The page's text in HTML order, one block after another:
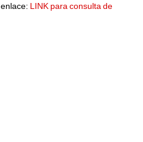
LINK para consulta de